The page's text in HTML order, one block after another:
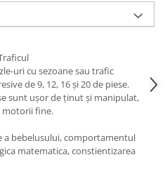
uri cu sezoane sau trafic
de 9, 12, 16 și 20 de piese.
sunt ușor de ținut și manipulat,
motorii fine.
a bebelusului, comportamentul
matematica, constientizarea